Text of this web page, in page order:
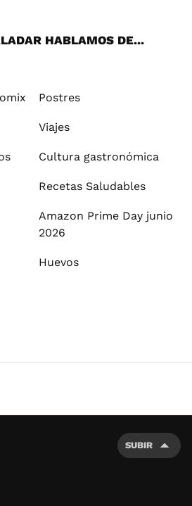
HABLAMOS DE...
Postres
Viajes
Cultura gastronómica
Recetas Saludables
Amazon Prime Day junio
2026
Huevos
SUBIR